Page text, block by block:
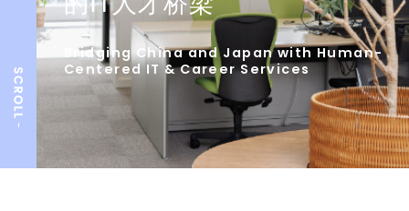
Bridging China and Japan with Human-
Centered IT & Career Services